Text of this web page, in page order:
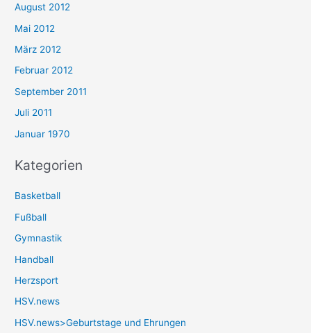
August 2012
Mai 2012
März 2012
Februar 2012
September 2011
Juli 2011
Januar 1970
Kategorien
Basketball
Fußball
Gymnastik
Handball
Herzsport
HSV.news
HSV.news>Geburtstage und Ehrungen